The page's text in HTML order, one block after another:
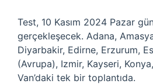
Test, 10 Kasım 2024 Pazar
gerçekleşecek. Adana,
Diyarbakir, Edirne, Erzurum,
(Avrupa), Izmir, Kayseri,
Van’daki tek bir toplantıda.